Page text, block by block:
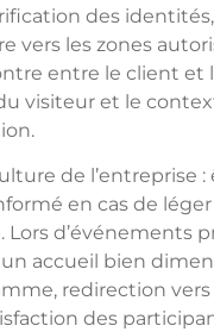
des
vers les zones
entre le client et
visiteur et le
de l’entreprise
en cas de
d’événements
accueil bien
redirection vers
des